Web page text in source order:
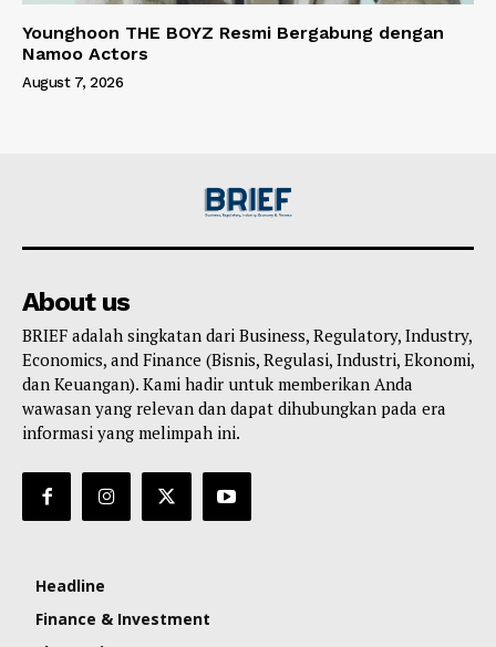
Younghoon THE BOYZ Resmi Bergabung dengan
Namoo Actors
August 7, 2026
About us
BRIEF adalah singkatan dari Business, Regulatory, Industry,
Economics, and Finance (Bisnis, Regulasi, Industri, Ekonomi,
dan Keuangan). Kami hadir untuk memberikan Anda
wawasan yang relevan dan dapat dihubungkan pada era
informasi yang melimpah ini.
Headline
Finance & Investment